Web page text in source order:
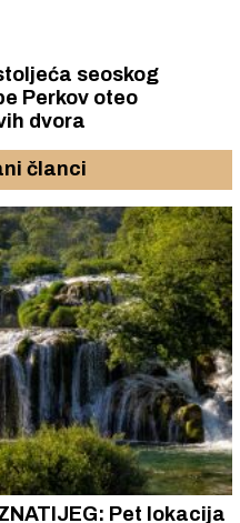
seoskog
dvora
članci
Pet lokacija